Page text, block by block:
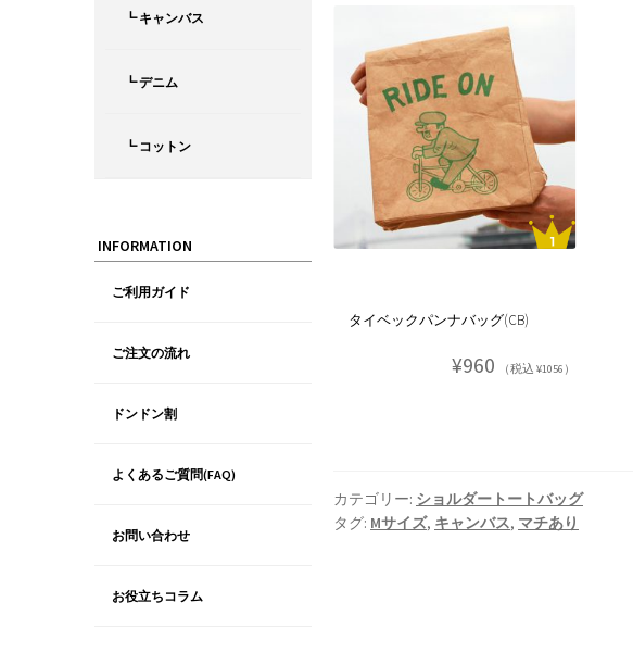
タイベックパンナバッグ(CB)
¥960 （税込 ¥1056）
カテゴリー: ショルダートートバッグ
タグ: Mサイズ, キャンバス, マチあり
┗ キャンバス
┗ デニム
┗ コットン
INFORMATION
ご利用ガイド
ご注文の流れ
ドンドン割
よくあるご質問(FAQ)
お問い合わせ
お役立ちコラム